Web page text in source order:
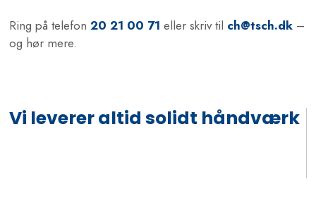
Ring på telefon20 21 00 71 eller skriv til ch@tsch.dk –
og hør mere.
Vi leverer altid solidt håndværk